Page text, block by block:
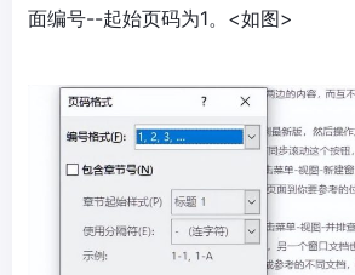
面编号--起始页码为1。<如图>